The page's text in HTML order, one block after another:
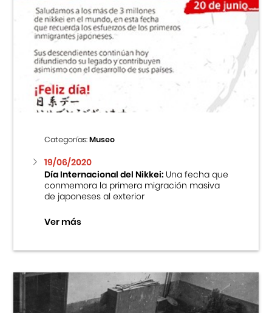
Categorías:Museo
19/06/2020
Día Internacional del Nikkei:Una fecha que
conmemora la primera migración masiva
de japoneses al exterior
Ver más